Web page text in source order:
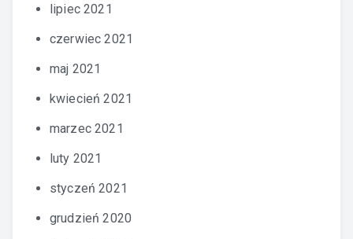
lipiec 2021
czerwiec 2021
maj 2021
kwiecień 2021
marzec 2021
luty 2021
styczeń 2021
grudzień 2020